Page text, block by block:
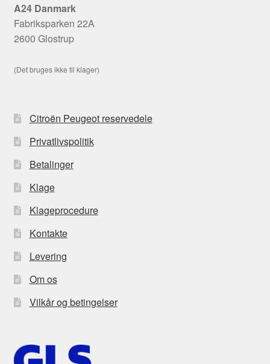
A24 Danmark
Fabriksparken 22A
2600 Glostrup
(Det bruges ikke til klager)
Citroën Peugeot reservedele
Privatlivspolitik
Betalinger
Klage
Klageprocedure
Kontakte
Levering
Om os
Vilkår og betingelser